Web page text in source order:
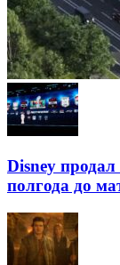
Disney
полгода до